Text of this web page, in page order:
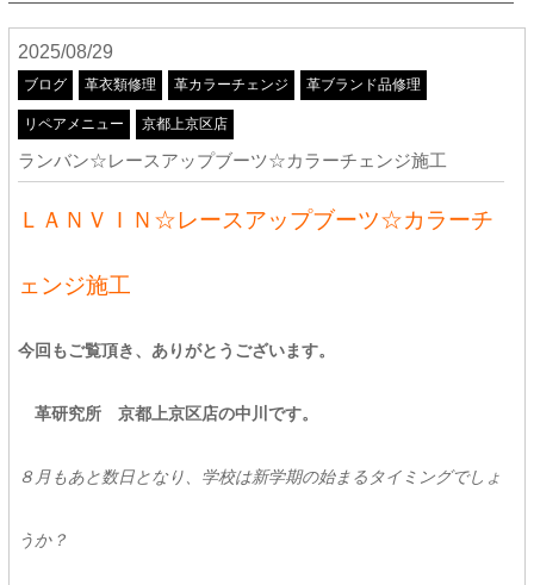
2025/08/29
ブログ 革衣類修理 革カラーチェンジ 革ブランド品修理
リペアメニュー 京都上京区店
ランバン☆レースアップブーツ☆カラーチェンジ施工
ＬＡＮＶＩＮ☆レースアップブーツ☆カラーチ
ェンジ施工
今回もご覧頂き、ありがとうございます。
革研究所 京都上京区店の中川です。
８月もあと数日となり、学校は新学期の始まるタイミングでしょ
うか？